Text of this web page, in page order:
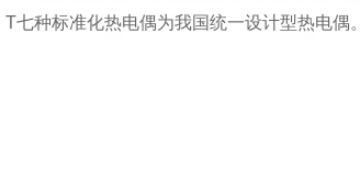
七种标准化热电偶为我国统一设计型热电偶。